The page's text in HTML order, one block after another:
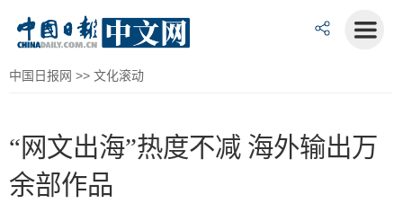
中国日报网 >> 文化滚动
“网文出海”热度不减 海外输出万
余部作品